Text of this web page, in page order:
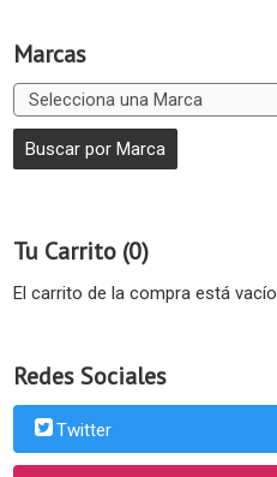
Marcas
Tu Carrito (0)
El carrito de la compra está vacío
Redes Sociales
Twitter